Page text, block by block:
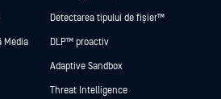
Media
Detectarea tipului de fișier™
DLP™ proactiv
Adaptive Sandbox
Threat Intelligence